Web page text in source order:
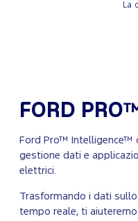
La
FORD
Ford Pro™ Intelligence™
gestione dati e
elettrici.
Trasformando i dati
tempo reale, ti